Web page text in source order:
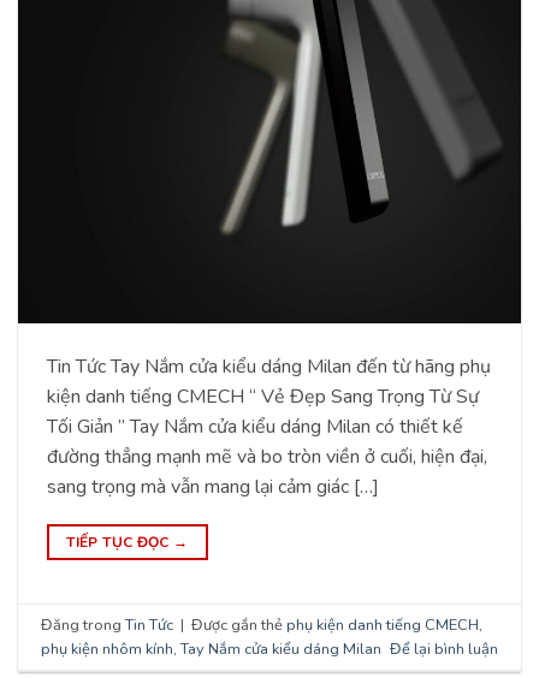
Tin Tức Tay Nắm cửa kiểu dáng Milan đến từ hãng phụ
kiện danh tiếng CMECH “ Vẻ Đẹp Sang Trọng Từ Sự
Tối Giản ” Tay Nắm cửa kiểu dáng Milan có thiết kế
đường thẳng mạnh mẽ và bo tròn viền ở cuối, hiện đại,
sang trọng mà vẫn mang lại cảm giác […]
TIẾP TỤC ĐỌC →
Đăng trongTin Tức | Được gắn thẻ phụ kiện danh tiếng CMECH,
phụ kiện nhôm kính,Tay Nắm cửa kiểu dáng Milan Để lại bình luận